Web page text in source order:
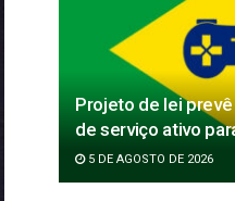
Projeto de lei
de serviço ativo
5 DE AGOSTO DE 2026